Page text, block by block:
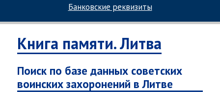
Банковские реквизиты
Книга памяти. Литва
Поиск по базе данных советских
воинских захоронений в Литве